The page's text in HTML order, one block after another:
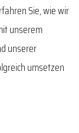
Sie, wie wir
unserem
unserer
umsetzen